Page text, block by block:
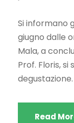
Si informano
giugno dalle
Mala, a
Prof. Floris,
degustazione.
Read